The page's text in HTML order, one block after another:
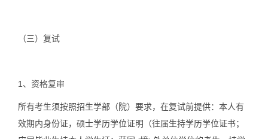
（三） 复试
1、资格复审
所有考生须按照招生学部（院）要求，在复试前提供：本人有
效期内身份证，硕士学历学位证明（往届生持学历学位证书；